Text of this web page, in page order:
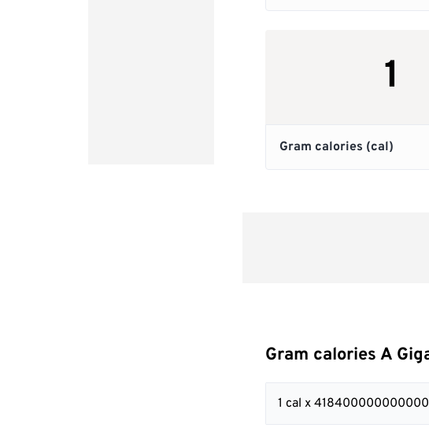
Gram calories A
1 cal x